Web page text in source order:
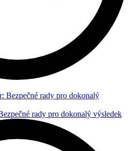
rady pro dokonalý výsledek